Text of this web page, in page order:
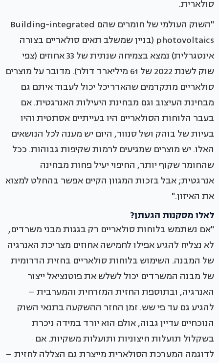
סולארית.
"השוק העולמי של חומרים שהם Building-integrated
photovoltaics (בניין שמשלב תאים סולאריים בצורה
אינטגרלית) נמצא בצמיחה שנתית של 33 אחוזים (צפי
שוק לשנת 2022 של 61 מיליארד דולר). מדובר על מוצרים
סולאריים מתקדמים שהאדריכל יכול לעבוד איתם גם
מבחינת העיצוב וגם מבחינת היעילות האנרגטית. אם
בעבר הלוחות הסולאריים היו בעייתיים אסתטית והיו
בעיות של בוהק ושל סנוור, היום יש מענה לכל הנושאים
האלו. יש מוצרים שמגיעים לרמות שקיפות גבוהות. ככל
שהחומר שקוף יותר, החיפוי יעיל פחות מבחינה
אנרגטית; אבל בזכות המגוון הקיים אפשר בהחלט למצוא
את האיזון."
לאלו מסקנות הגעתן?
"אם נשתמש בלוחות סולאריים רק בגגות מבני משרדים,
לא נצליח להגיע אפילו לחמישה אחוזים מצריכת האנרגיה
של המבנה. השימוש בלוחות סולאריים בחזית הדרומית
של מבנה המשרדים יכול לשלש את פוטנציאל ייצור
האנרגיה, ובתוספת החזית המזרחית והמערבית –
להגיע גם עד פי שש. זמן החזר ההשקעה בתנאי השוק
הנוכחיים עדיין גבוה, אולם הוא יורד במידה ניכרת
בשקלול תועלות חיצוניות ותועלות משקיות. אם
לדוגמה המערכת הסולארית מייצרת גם הצללה לחזית –